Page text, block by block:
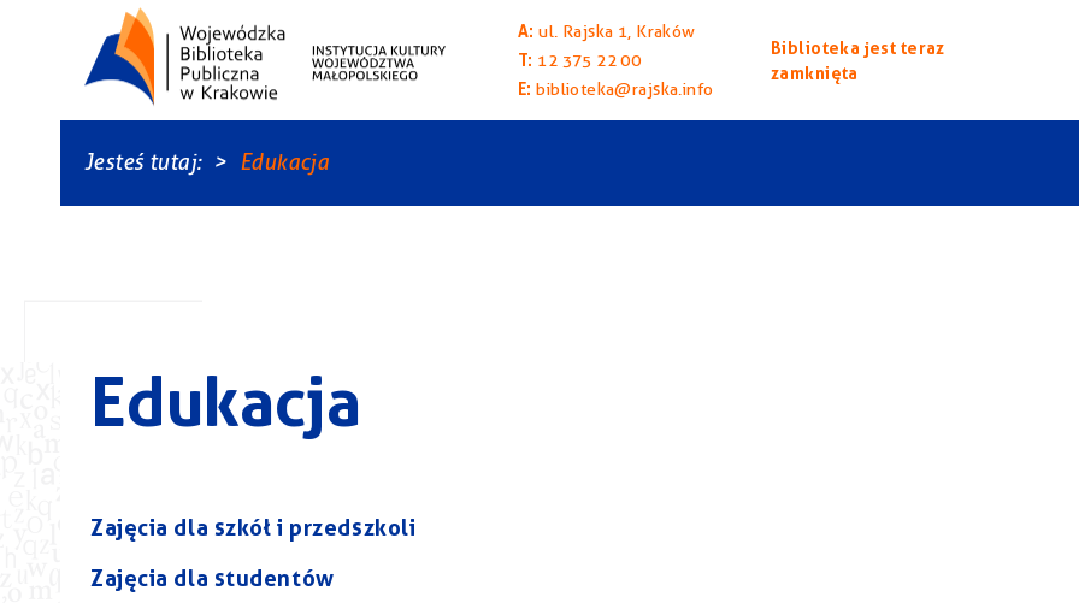
A:ul. Rajska 1, Kraków
T: 12 375 22 00
E:biblioteka@rajska.info
Biblioteka jest teraz
zamknięta
Jesteś tutaj: Edukacja
Edukacja
Zajęcia dla szkół i przedszkoli
Zajęcia dla studentów